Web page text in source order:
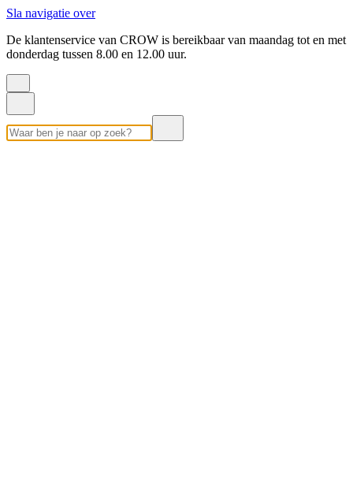
Sla navigatie over
De klantenservice van CROW is bereikbaar van maandag tot en met
donderdag tussen 8.00 en 12.00 uur.